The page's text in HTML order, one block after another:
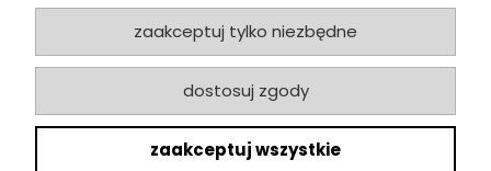
zaakceptuj tylko niezbędne
dostosuj zgody
zaakceptuj wszystkie